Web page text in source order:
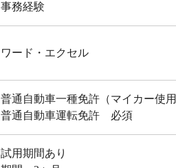
事務経験
ワード・エクセル
普通自動車一種免許（マイカー使用
普通自動車運転免許 必須
試用期間あり